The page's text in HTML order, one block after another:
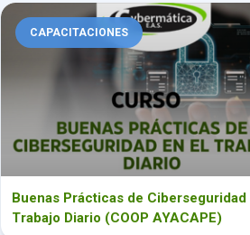
Buenas Prácticas de Ciberseguridad en el
CAPACITACIONES
Buenas Prácticas de Ciberseguridad
Trabajo Diario (COOP AYACAPE)